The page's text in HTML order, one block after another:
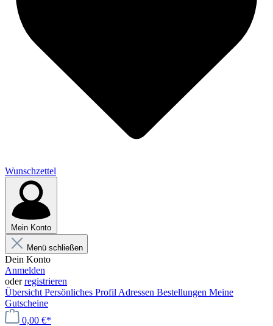
Wunschzettel
Mein Konto
Menü schließen
Dein Konto
Anmelden
oderregistrieren
Übersicht Persönliches Profil Adressen Bestellungen Meine
Gutscheine
0,00 €*